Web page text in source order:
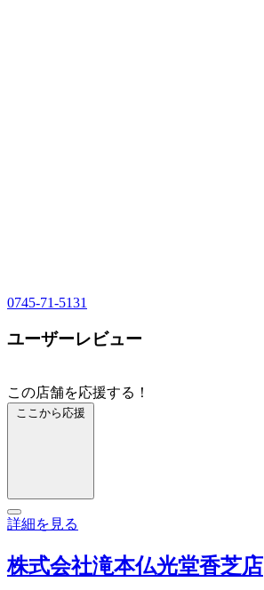
0745-71-5131
ユーザーレビュー
この店舗を応援する！
ここから応援
詳細を見る
株式会社滝本仏光堂香芝店